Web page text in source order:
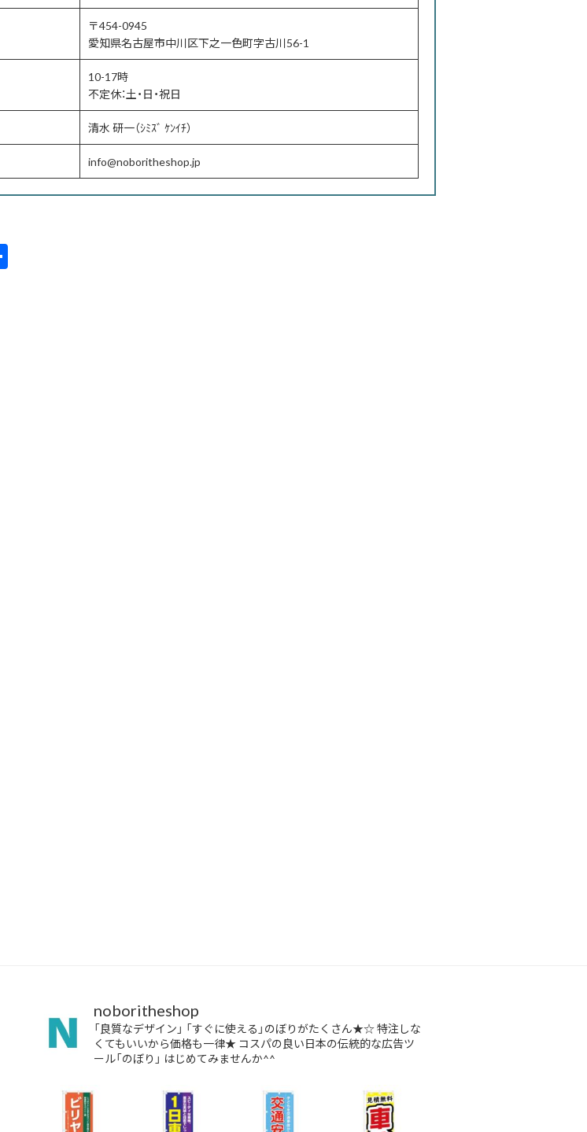
〒454-0945
愛知県名古屋市中川区下之一色町字古川56-1
10-17時
不定休：土・日・祝日
清水 研一（ｼﾐｽﾞ ｹﾝｲﾁ）
info@noboritheshop.jp
noboritheshop
「良質なデザイン」 「すぐに使える」のぼりがたくさん★☆特注しな
くてもいいから価格も一律★ コスパの良い日本の伝統的な広告ツ
ール「のぼり」 はじめてみませんか^^